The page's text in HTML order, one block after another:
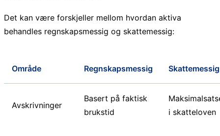
Det kan være forskjeller mellom hvordan aktiva
behandles regnskapsmessig og skattemessig:
Område Regnskapsmessig Skattemessig
Avskrivninger
Basert på faktisk
brukstid
i skatteloven